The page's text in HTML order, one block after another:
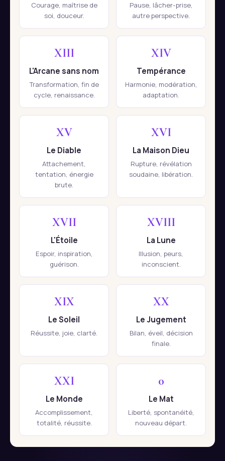
Courage, maîtrise de
soi, douceur.
Pause, lâcher-prise,
autre perspective.
XIII
L'Arcane sans nom
Transformation, fin de
cycle, renaissance.
XIV
Tempérance
Harmonie, modération,
adaptation.
XV
Le Diable
Attachement,
tentation, énergie
brute.
XVI
La Maison Dieu
Rupture, révélation
soudaine, libération.
XVII
L'Étoile
Espoir, inspiration,
guérison.
XVIII
La Lune
Illusion, peurs,
inconscient.
XIX
Le Soleil
Réussite, joie, clarté.
XX
Le Jugement
Bilan, éveil, décision
finale.
XXI
Le Monde
Accomplissement,
totalité, réussite.
0
Le Mat
Liberté, spontanéité,
nouveau départ.